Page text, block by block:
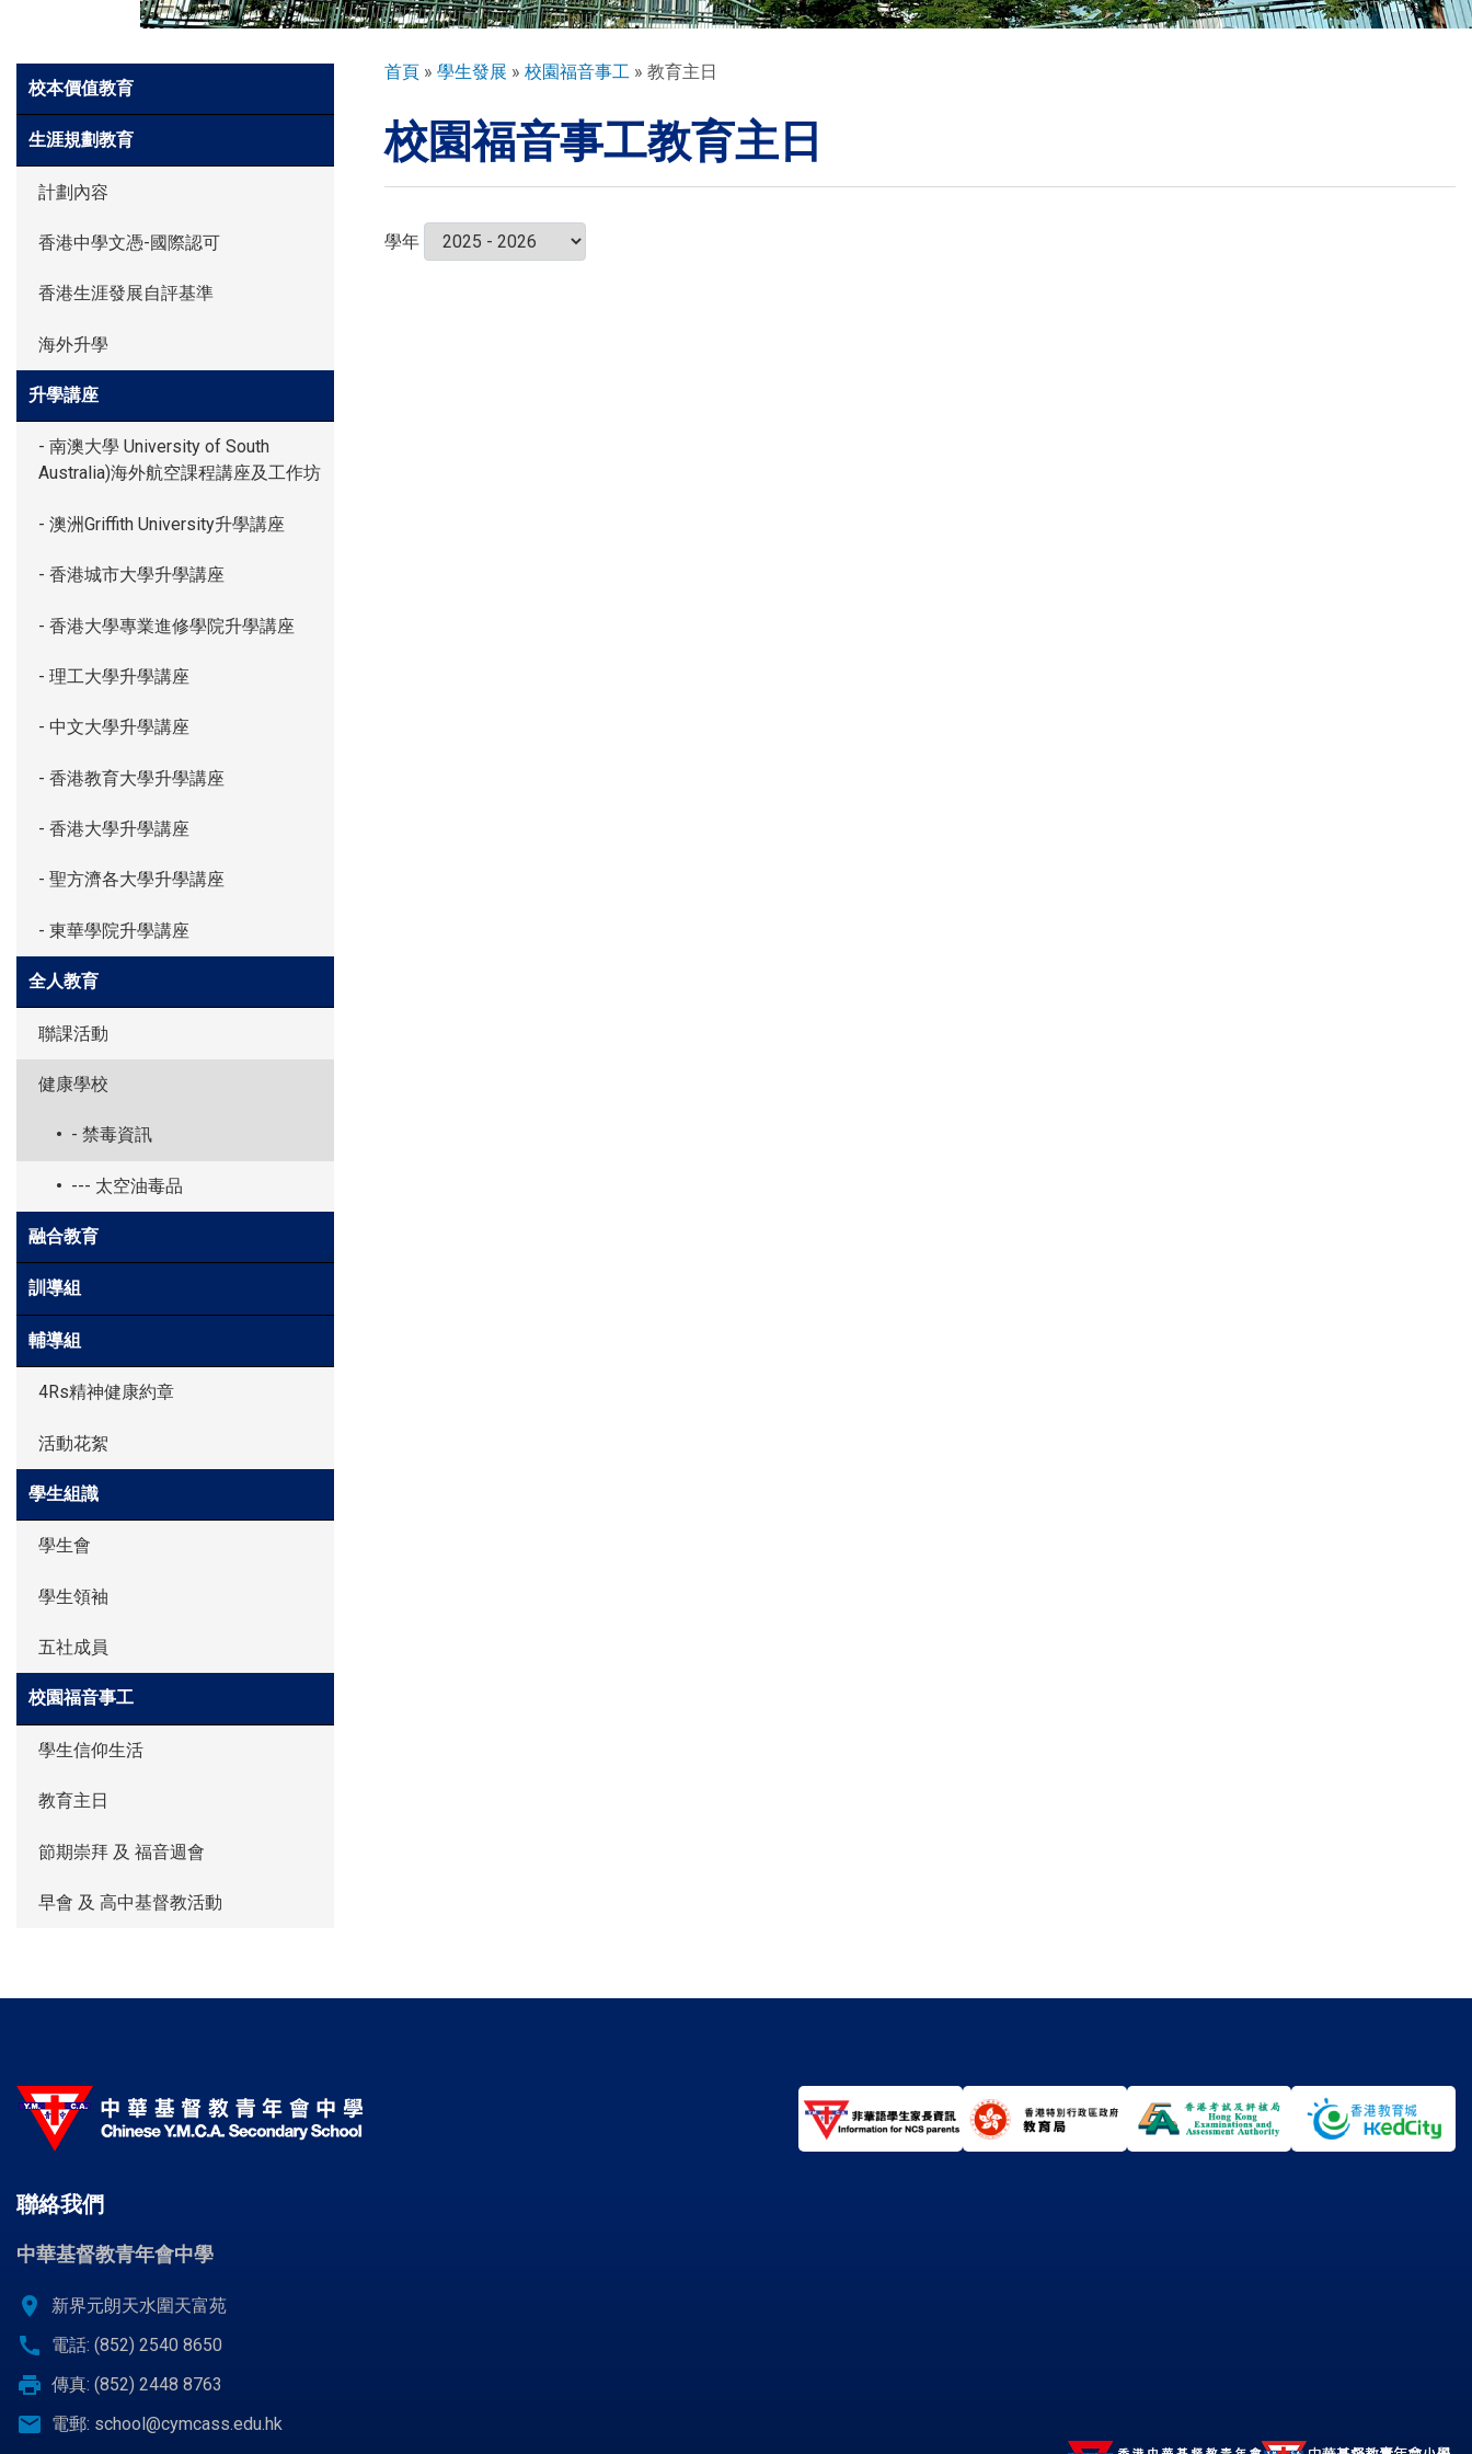
環球探索
入學申請
學生園地
學生表現
校曆表
Side
Meun
校本價值教育
生涯規劃教育
計劃內容
香港中學文憑-國際認可
香港生涯發展自評基準
海外升學
升學講座
- 南澳大學 University of South
Australia)海外航空課程講座及工作坊
- 澳洲Griffith University升學講座
- 香港城市大學升學講座
- 香港大學專業進修學院升學講座
- 理工大學升學講座
- 中文大學升學講座
- 香港教育大學升學講座
- 香港大學升學講座
- 聖方濟各大學升學講座
- 東華學院升學講座
全人教育
聯課活動
健康學校
- 禁毒資訊
--- 太空油毒品
融合教育
訓導組
輔導組
4Rs精神健康約章
活動花絮
學生組識
學生會
學生領袖
五社成員
校園福音事工
學生信仰生活
教育主日
節期崇拜 及 福音週會
早會 及 高中基督教活動
導
連
結
首頁 學生發展 校園福音事工 教育主日
校園福音事工教育主日
學年
聯絡我們
中華基督教青年會中學
location_on 新界元朗天水圍天富苑
call 電話: (852) 2540 8650
print 傳真: (852) 2448 8763
email 電郵: school@cymcass.edu.hk